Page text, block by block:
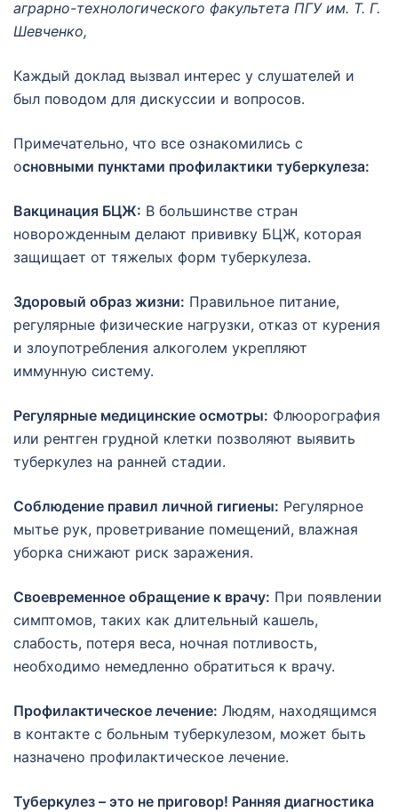
аграрно-технологического факультета ПГУ им. Т. Г.
Шевченко,
Каждый доклад вызвал интерес у слушателей и
был поводом для дискуссии и вопросов.
Примечательно, что все ознакомились с
основными пунктами профилактики туберкулеза:
Вакцинация БЦЖ: В большинстве стран
новорожденным делают прививку БЦЖ, которая
защищает от тяжелых форм туберкулеза.
Здоровый образ жизни: Правильное питание,
регулярные физические нагрузки, отказ от курения
и злоупотребления алкоголем укрепляют
иммунную систему.
Регулярные медицинские осмотры: Флюорография
или рентген грудной клетки позволяют выявить
туберкулез на ранней стадии.
Соблюдение правил личной гигиены: Регулярное
мытье рук, проветривание помещений, влажная
уборка снижают риск заражения.
Своевременное обращение к врачу: При появлении
симптомов, таких как длительный кашель,
слабость, потеря веса, ночная потливость,
необходимо немедленно обратиться к врачу.
Профилактическое лечение: Людям, находящимся
в контакте с больным туберкулезом, может быть
назначено профилактическое лечение.
Туберкулез – это не приговор! Ранняя диагностика